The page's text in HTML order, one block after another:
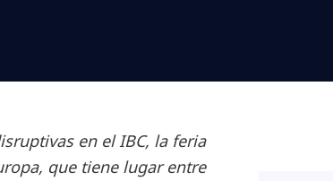
en el IBC, la feria
que tiene lugar entre